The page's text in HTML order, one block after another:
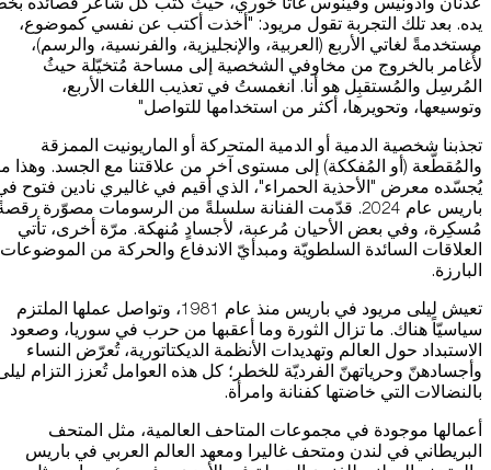
يده. بعد تلك التجربة تقول مريود: "أخذت أكتب عن نفسي كموضوع،
مستخدمةً لغاتي الأربع (العربية، والإنجليزية، والفرنسية، والرسم)،
لأُغامر بالخروج من مخاوفي الشخصية إلى مساحة مُتخيّلة حيثُ
المُرسِل والمُستقبِل هو أنا. انغمستُ في تعذيب اللغات الأربع،
وتوسيعها، وتحويرها، أكثر من استخدامها للتواصل"
تجذبنا شخصية الدمية أو الدمية المتحركة أو الماريونيت الممزقة
والمُقطّعة (أو المُفككة) إلى مستوى آخر من علاقتنا مع الجسد. وهذا
يُجسّده معرض "الأحذية الحمراء"، الذي أقيم في غاليري نادين فتوح
باريس عام 2024. قدّمت الفنانة سلسلةً من الرسومات مصوّرة
مُسكِرة، وفي بعض الأحيان مُرعبة، لأجسادٍ مُنهكة. مرّة أخرى، تأتي
العلاقات السائدة السلطويّة ومبدأيّ الاندفاع والحركة من الموضوعات
البارزة.
تعيش ليلى مريود في باريس منذ عام 1981، وتواصل عملها الملتزم
سياسيّاً هناك. ما تزال الثورة وما أعقبها من حرب في سوريا، وصعود
الاستبداد حول العالم وتهديدات الأنظمة الديكتاتورية، تُعرّض النساء
وأجسادهنّ وحرياتهنّ الفرديّة للخطر؛ كل هذه العوامل تُعزز التزام
بالنضالات التي خاضتها كفنانة وامرأة.
أعمالها موجودة في مجموعات المتاحف العالمية، مثل المتحف
البريطاني في لندن ومتحف غاليرا ومعهد العالم العربي في باريس